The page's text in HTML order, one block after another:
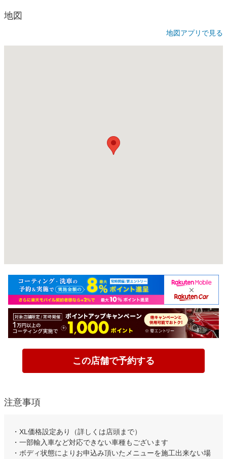
地図
地図アプリで見る
この店舗で予約する
注意事項
・XL価格設定あり（詳しくは店頭まで）
・一部輸入車など対応できない車種もございます
・ボディ状態によりお申込み頂いたメニューを施工出来ない場